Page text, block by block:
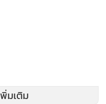
มเติม